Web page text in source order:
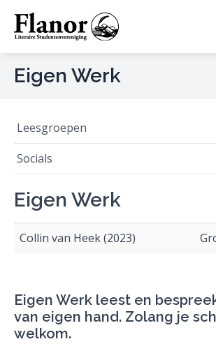
Eigen Werk
Leesgroepen
Socials
Eigen Werk
Collin van Heek (2023)
Eigen Werk leest en
van eigen hand. Zolang je
welkom.